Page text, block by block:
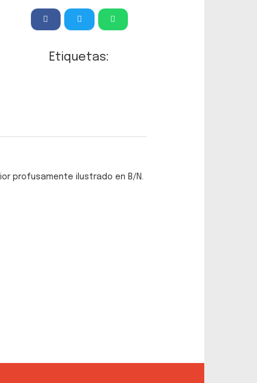
Etiquetas:
profusamente ilustrado en B/N.